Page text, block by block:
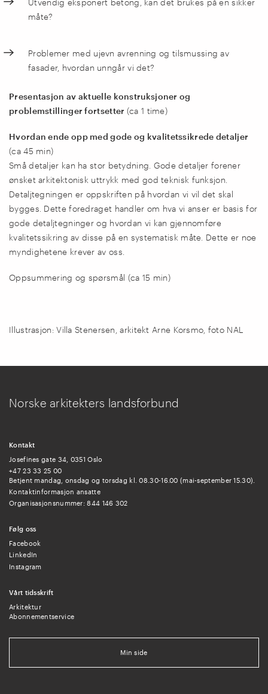
måte?
Problemer med ujevn avrenning og tilsmussing av
fasader, hvordan unngår vi det?
Presentasjon av aktuelle konstruksjoner og
problemstillinger fortsetter (ca 1 time)
Hvordan ende opp med gode og kvalitetssikrede detaljer
(ca 45 min)
Små detaljer kan ha stor betydning. Gode detaljer forener
ønsket arkitektonisk uttrykk med god teknisk funksjon.
Detaljtegningen er oppskriften på hvordan vi vil det skal
bygges. Dette foredraget handler om hva vi anser er basis for
gode detaljtegninger og hvordan vi kan gjennomføre
kvalitetssikring av disse på en systematisk måte. Dette er noe
myndighetene krever av oss.
Oppsummering og spørsmål (ca 15 min)
Illustrasjon: Villa Stenersen, arkitekt Arne Korsmo, foto NAL
Norske arkitekters landsforbund
Kontakt
Josefines gate 34, 0351 Oslo
+47 23 33 25 00
Betjent mandag, onsdag og torsdag kl. 08.30-16.00 (mai-september 15.30).
Kontaktinformasjon ansatte
Organisasjonsnummer: 844 146 302
Følg oss
Facebook
LinkedIn
Instagram
Vårt tidsskrift
Arkitektur
Abonnementservice
Min side